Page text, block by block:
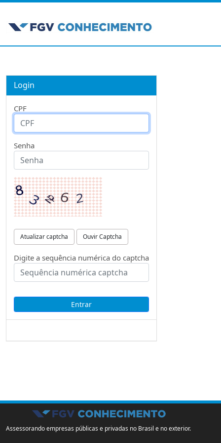
Login
CPF
Senha
Atualizar captcha Ouvir Captcha
Digite a sequência numérica do captcha
Assessorando empresas públicas e privadas no Brasil e no exterior.